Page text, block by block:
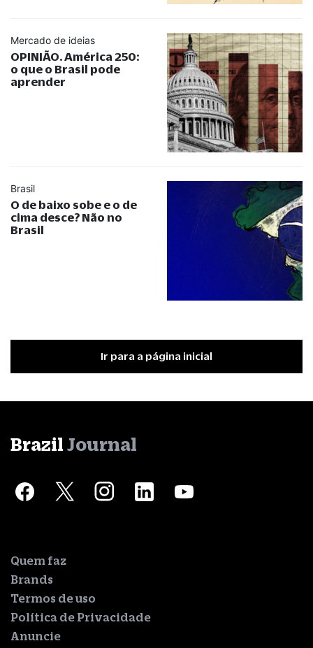
Mercado de ideias
OPINIÃO. América 250:
o que o Brasil pode
aprender
Brasil
O de baixo sobe e o de
cima desce? Não no
Brasil
Ir para a página inicial
Brazil Journal
Quem faz
Brands
Termos de uso
Política de Privacidade
Anuncie